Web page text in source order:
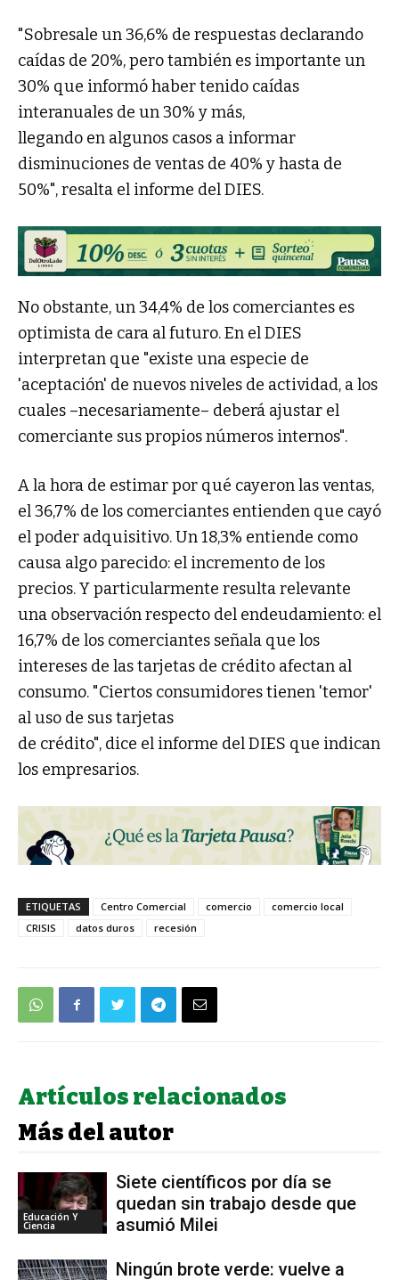
"Sobresale un 36,6% de respuestas declarando
caídas de 20%, pero también es importante un
30% que informó haber tenido caídas
interanuales de un 30% y más,
llegando en algunos casos a informar
disminuciones de ventas de 40% y hasta de
50%", resalta el informe del DIES.
No obstante, un 34,4% de los comerciantes es
optimista de cara al futuro. En el DIES
interpretan que "existe una especie de
'aceptación' de nuevos niveles de actividad, a los
cuales –necesariamente– deberá ajustar el
comerciante sus propios números internos".
A la hora de estimar por qué cayeron las ventas,
el 36,7% de los comerciantes entienden que cayó
el poder adquisitivo. Un 18,3% entiende como
causa algo parecido: el incremento de los
precios. Y particularmente resulta relevante
una observación respecto del endeudamiento: el
16,7% de los comerciantes señala que los
intereses de las tarjetas de crédito afectan al
consumo. "Ciertos consumidores tienen 'temor'
al uso de sus tarjetas
de crédito", dice el informe del DIES que indican
los empresarios.
ETIQUETAS Centro Comercial comercio
comercio local
CRISIS
datos duros recesión
Artículos relacionados
Más del autor
Educación Y
Ciencia
Siete científicos por día se
quedan sin trabajo desde que
asumió Milei
Ningún brote verde: vuelve a